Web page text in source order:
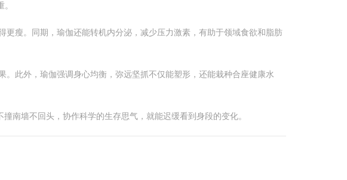
更瘦。同期，瑜伽还能转机内分泌，减少压力激素，有助于领域食欲和脂肪
此外，瑜伽强调身心均衡，弥远坚抓不仅能塑形，还能栽种合座健康水
南墙不回头，协作科学的生存思气，就能迟缓看到身段的变化。